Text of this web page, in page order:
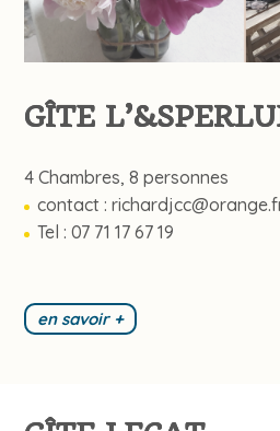
GÎTE
4 Chambres, 8 personnes
contact :
Tel : 07 71 17 67 19
en savoir +